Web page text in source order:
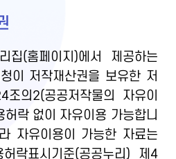
집(홈페이지)에서 제공하는
이 저작재산권을 보유한 저
의2(공공저작물의 자유이
락 없이 자유이용 가능합니
자유이용이 가능한 자료는
락표시기준(공공누리) 제4